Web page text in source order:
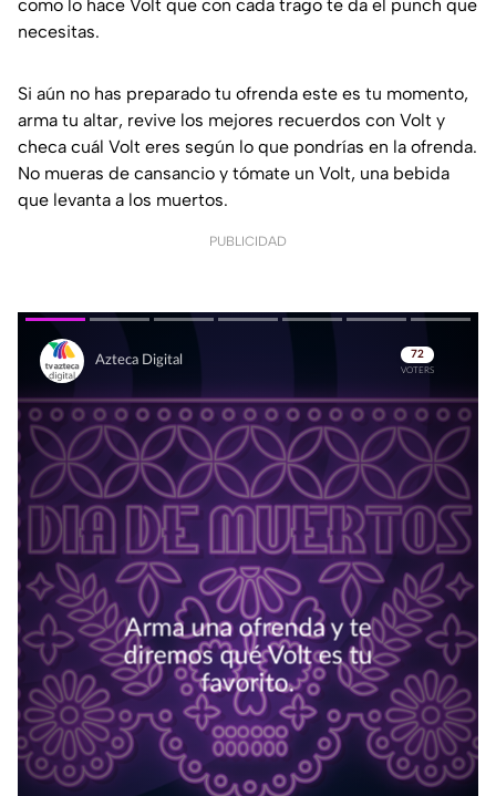
como lo hace Volt que con cada trago te da el punch que
necesitas.
Si aún no has preparado tu ofrenda este es tu momento,
arma tu altar, revive los mejores recuerdos con Volt y
checa cuál Volt eres según lo que pondrías en la ofrenda.
No mueras de cansancio y tómate un Volt, una bebida
que levanta a los muertos.
PUBLICIDAD